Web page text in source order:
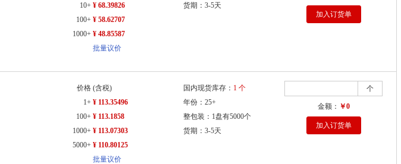
10+ ¥ 68.39826
100+ ¥ 58.62707
1000+ ¥ 48.85587
批量议价
货期：3-5天
加入订货单
价格 (含税)
1+ ¥ 113.35496
100+ ¥ 113.1858
1000+ ¥ 113.07303
5000+ ¥ 110.80125
批量议价
国内现货库存： 1 个
年份：25+
整包装：1盘有5000个
货期：3-5天
个
金额： ￥0
加入订货单